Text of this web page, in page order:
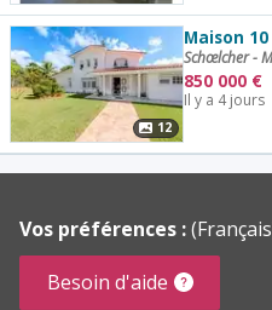
12
Maison
Schœlcher -
850 000 €
Il y a 4 jours
Vos préférences :
Besoin d'aide